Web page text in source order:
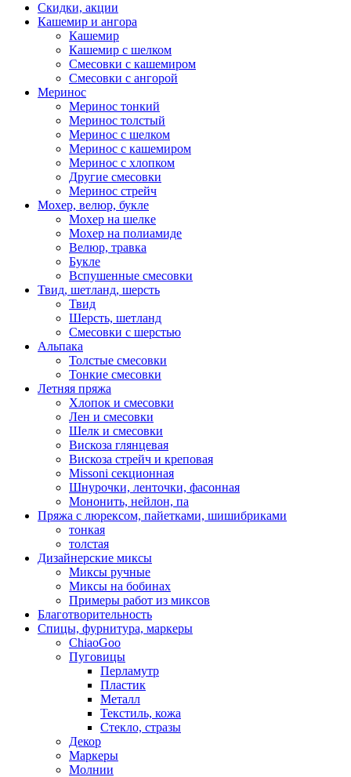
Скидки, акции
Кашемир и ангора
Кашемир
Кашемир с шелком
Смесовки с кашемиром
Смесовки с ангорой
Меринос
Меринос тонкий
Меринос толстый
Меринос с шелком
Меринос с кашемиром
Меринос с хлопком
Другие смесовки
Меринос стрейч
Мохер, велюр, букле
Мохер на шелке
Мохер на полиамиде
Велюр, травка
Букле
Вспушенные смесовки
Твид, шетланд, шерсть
Твид
Шерсть, шетланд
Смесовки с шерстью
Альпака
Толстые смесовки
Тонкие смесовки
Летняя пряжа
Хлопок и смесовки
Лен и смесовки
Шелк и смесовки
Вискоза глянцевая
Вискоза стрейч и креповая
Missoni секционная
Шнурочки, ленточки, фасонная
Мононить, нейлон, па
Пряжа с люрексом, пайетками, шишибриками
тонкая
толстая
Дизайнерские миксы
Миксы ручные
Миксы на бобинах
Примеры работ из миксов
Благотворительность
Спицы, фурнитура, маркеры
ChiaoGoo
Пуговицы
Перламутр
Пластик
Металл
Текстиль, кожа
Стекло, стразы
Декор
Маркеры
Молнии